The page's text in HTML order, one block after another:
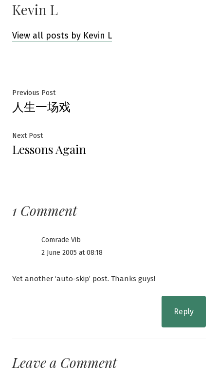
Kevin L
View all posts by Kevin L
Post
navigation
Previous PostPrevious
post:
人生一场戏
Next PostNext
post:
Lessons Again
1 Comment
Comrade Vib
2 June 2005 at 08:18
Yet another ‘auto-skip’ post. Thanks guys!
Reply
Leave a Comment